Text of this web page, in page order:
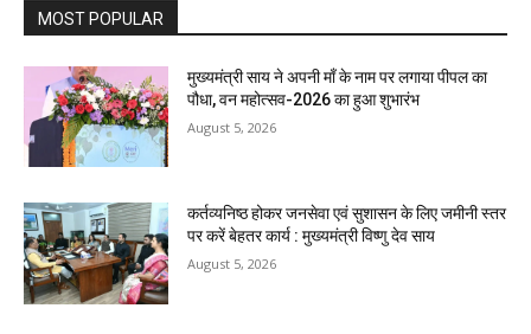
MOST POPULAR
मुख्यमंत्री साय ने अपनी माँ के नाम पर लगाया पीपल का
पौधा, वन महोत्सव-2026 का हुआ शुभारंभ
August 5, 2026
कर्तव्यनिष्ठ होकर जनसेवा एवं सुशासन के लिए जमीनी स्तर
पर करें बेहतर कार्य : मुख्यमंत्री विष्णु देव साय
August 5, 2026